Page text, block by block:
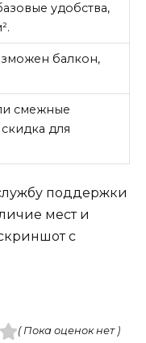
удобства,
балкон,
смежные
для
поддержки
мест и
с
( Пока оценок нет )